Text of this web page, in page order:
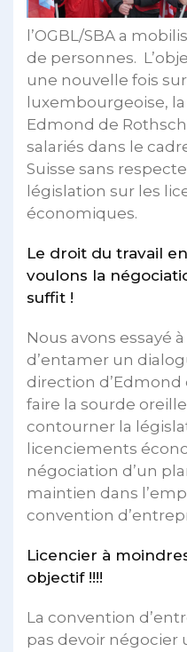
l’OGBL/SBA a
de personnes.
une nouvelle fois
luxembourgeoise,
Edmond de
salariés dans le
Suisse sans
législation sur les
économiques.
Le droit du travail
voulons la
suffit !
Nous avons essayé
d’entamer un
direction
faire la sourde
contourner la
licenciements
négociation d’un
maintien dans
convention
Licencier à
objectif !!!!
La convention
pas devoir négocier